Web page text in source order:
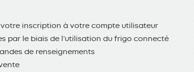
inscription à votre compte utilisateur
par le biais de l’utilisation du frigo connecté
de renseignements